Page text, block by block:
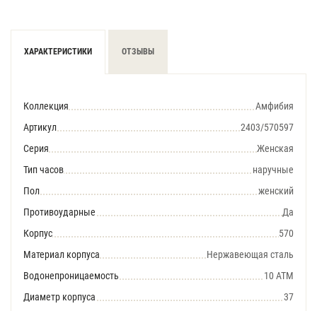
ХАРАКТЕРИСТИКИ ОТЗЫВЫ
Коллекция
Амфибия
Артикул
2403/570597
Серия
Женская
Тип часов
наручные
Пол
женский
Противоударные
Да
Корпус
570
Материал корпуса
Нержавеющая сталь
Водонепроницаемость
10 АТМ
Диаметр корпуса
37